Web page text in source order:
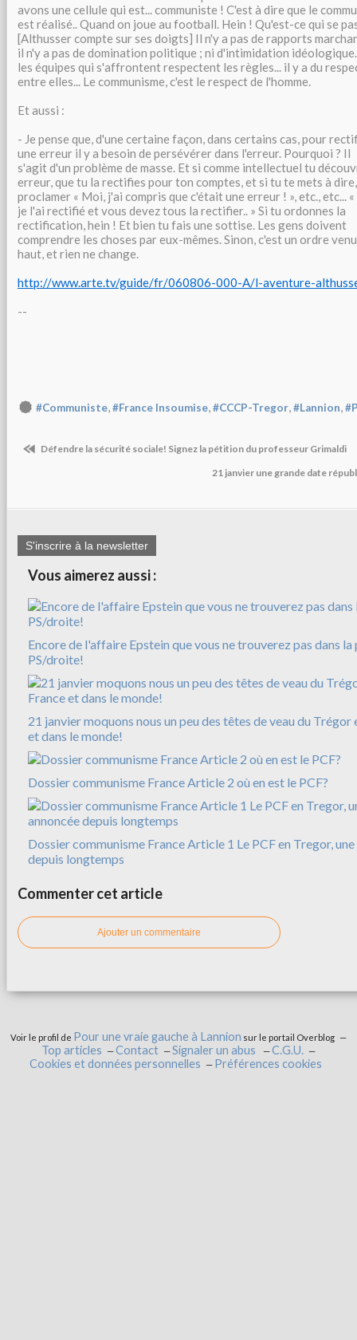
avons une cellule qui est... communiste ! C'est à dire que le
est réalisé.. Quand on joue au football. Hein ! Qu'est-ce qui se
[Althusser compte sur ses doigts] Il n'y a pas de rapports
il n'y a pas de domination politique ; ni d'intimidation
les équipes qui s'affrontent respectent les règles... il y a du
entre elles... Le communisme, c'est le respect de l'homme.
Et aussi :
- Je pense que, d'une certaine façon, dans certains cas, pour
une erreur il y a besoin de persévérer dans l'erreur. Pourquoi ? Il
s'agit d'un problème de masse. Et si comme intellectuel tu
erreur, que tu la rectifies pour ton comptes, et si tu te mets à
proclamer « Moi, j'ai compris que c'était une erreur ! », etc., etc... «
je l'ai rectifié et vous devez tous la rectifier.. » Si tu ordonnes la
rectification, hein ! Et bien tu fais une sottise. Les gens doivent
comprendre les choses par eux-mêmes. Sinon, c'est un ordre
haut, et rien ne change.
http://www.arte.tv/guide/fr/060806-000-A/l-aventure-
--
#Communiste,#France Insoumise,#CCCP-Tregor,#Lannion,
Défendre la sécurité sociale! Signez la pétition du professeur Grimaldi
21 janvier une grande date
S'inscrire à la newsletter
Vous aimerez aussi :
Encore de l'affaire Epstein que vous ne trouverez pas dans
PS/droite!
21 janvier moquons nous un peu des têtes de veau du Trégor
et dans le monde!
Dossier communisme France Article 2 où en est le PCF?
Dossier communisme France Article 1 Le PCF en Tregor,
depuis longtemps
Commenter cet article
Ajouter un commentaire
Voir le profil de Pour une vraie gauche à Lannion sur le portail Overblog
Top articles Contact Signaler un abus
C.G.U.
Cookies et données personnelles
Préférences cookies